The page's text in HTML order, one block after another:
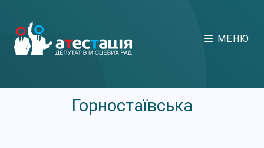
МЕНЮ
Горностаївська